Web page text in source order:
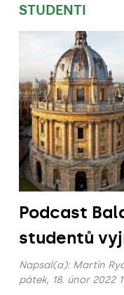
STUDENTI
Podcast
studentů
Napsal(a): Martin
pátek, 18. únor 2022